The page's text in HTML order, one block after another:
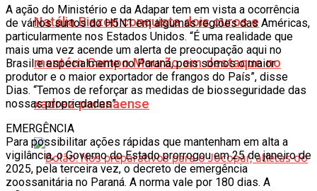
Natália Biazon conquista dois ouros e
mantém Campo Mourão em destaque no
xadrez paranaense
A ação do Ministério e da Adapar tem em vista a ocorrência
de vários surtos do H5N1 em algumas regiões das Américas,
particularmente nos Estados Unidos. “É uma realidade que
mais uma vez acende um alerta de preocupação aqui no
Brasil e especialmente no Paraná, pois somos o maior
produtor e o maior exportador de frangos do País”, disse
Dias. “Temos de reforçar as medidas de biosseguridade das
nossas propriedades”.
EMERGÊNCIA
Para possibilitar ações rápidas que mantenham em alta a
vigilância, o Governo do Estado prorrogou em 25 de janeiro de
2025, pela terceira vez, o decreto de emergência
zoossanitária no Paraná. A norma vale por 180 dias. A